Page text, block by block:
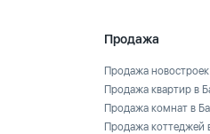
Продажа
Продажа
Продажа квартир в
Продажа комнат в
Продажа коттеджей